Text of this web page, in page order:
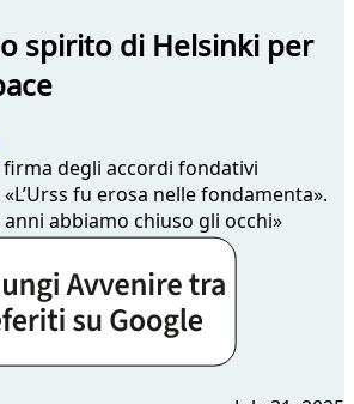
spirito di Helsinki per
firma degli accordi fondativi
fu erosa nelle fondamenta».
abbiamo chiuso gli occhi»